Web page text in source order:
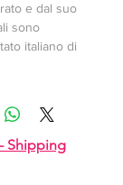
e dal suo
sono
italiano di
Shipping